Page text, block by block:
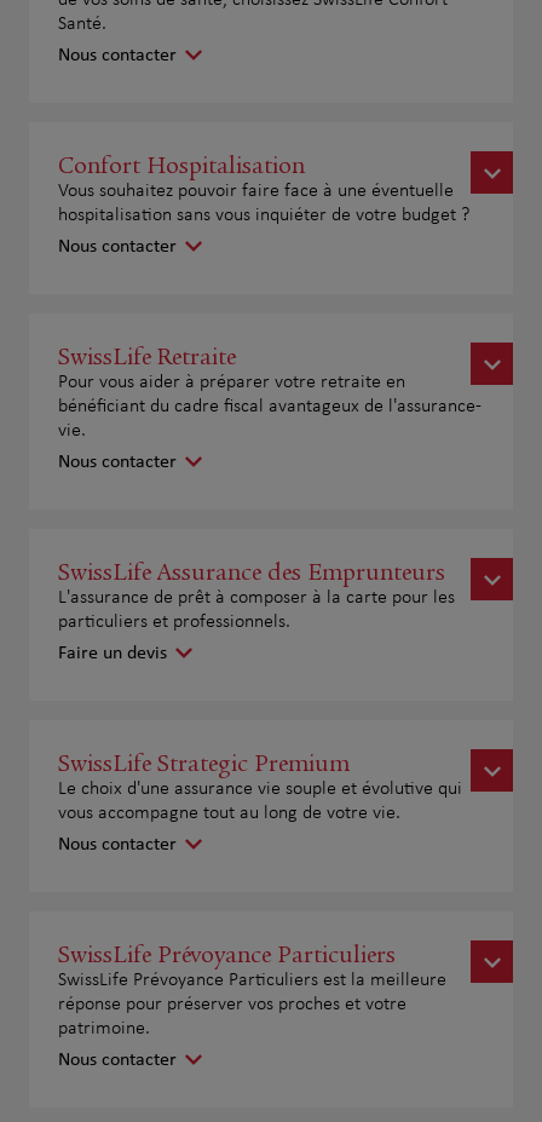
Santé.
Nous contacter
Confort Hospitalisation
Vous souhaitez pouvoir faire face à une éventuelle
hospitalisation sans vous inquiéter de votre budget ?
Nous contacter
SwissLife Retraite
Pour vous aider à préparer votre retraite en
bénéficiant du cadre fiscal avantageux de l'assurance-
vie.
Nous contacter
SwissLife Assurance des Emprunteurs
L'assurance de prêt à composer à la carte pour les
particuliers et professionnels.
Faire un devis
SwissLife Strategic Premium
Le choix d'une assurance vie souple et évolutive qui
vous accompagne tout au long de votre vie.
Nous contacter
SwissLife Prévoyance Particuliers
SwissLife Prévoyance Particuliers est la meilleure
réponse pour préserver vos proches et votre
patrimoine.
Nous contacter